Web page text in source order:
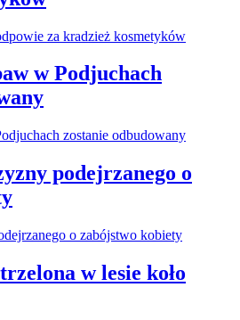
w Podjuchach
podejrzanego o
w lesie koło